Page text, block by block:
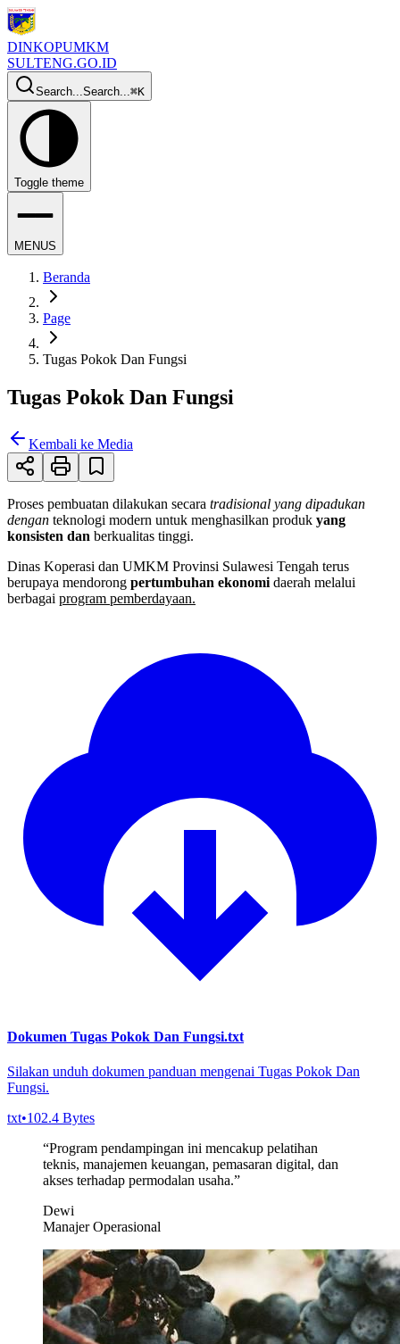
DINKOPUMKM
SULTENG.GO.ID
Search...Search...⌘K
Toggle theme
MENUS
Beranda
Page
Tugas Pokok Dan Fungsi
Tugas Pokok Dan Fungsi
Kembali ke Media
Proses pembuatan dilakukan secara tradisional yang dipadukan
dengan teknologi modern untuk menghasilkan produk yang
konsisten dan berkualitas tinggi.
Dinas Koperasi dan UMKM Provinsi Sulawesi Tengah terus
berupaya mendorong pertumbuhan ekonomi daerah melalui
berbagai program pemberdayaan.
Dokumen Tugas Pokok Dan Fungsi.txt
Silakan unduh dokumen panduan mengenai Tugas Pokok Dan
Fungsi.
txt•102.4 Bytes
“Program pendampingan ini mencakup pelatihan
teknis, manajemen keuangan, pemasaran digital, dan
akses terhadap permodalan usaha.”
Dewi
Manajer Operasional